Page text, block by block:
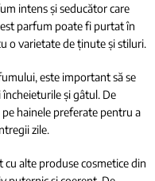
intens și seducător care
parfum poate fi purtat în
o varietate de ținute și stiluri.
este important să se
încheieturile și gâtul. De
hainele preferate pentru a
zile.
cu alte produse cosmetice din